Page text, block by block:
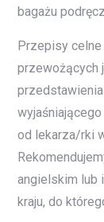
bagażu
Przepisy
przewożących
od lekarza/rki
angielskim lub
kraju, do